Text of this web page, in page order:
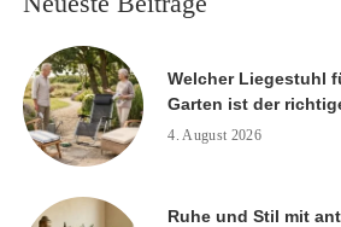
Welcher Liegestuhl
Garten ist der
4. August 2026
Ruhe und Stil mit